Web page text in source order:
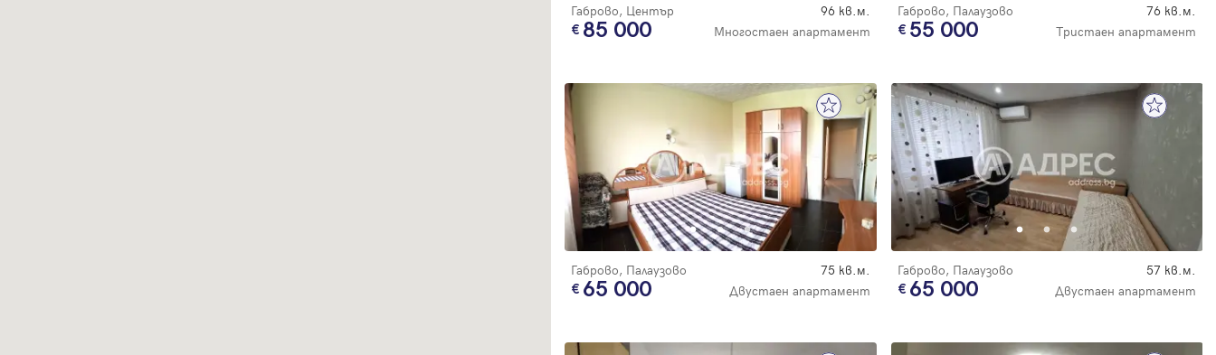
Габрово, Център 96 кв.м.
85 000 Многостаен апартамент
Габрово, Палаузово 76 кв.м.
55 000 Тристаен апартамент
Габрово, Палаузово 75 кв.м.
65 000 Двустаен апартамент
Габрово, Палаузово 57 кв.м.
65 000 Двустаен апартамент